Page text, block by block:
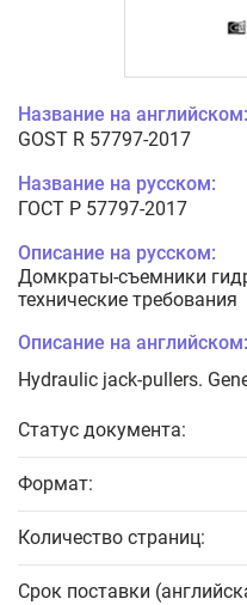
Название на английском:
GOST R 57797-2017
Название на русском:
ГОСТ Р 57797-2017
Описание на русском:
Домкраты-съемники
технические требования
Описание на английском:
Hydraulic jack-pullers.
Статус документа:
Формат:
Количество страниц:
Срок поставки